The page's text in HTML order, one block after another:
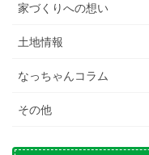
家づくりへの想い
土地情報
なっちゃんコラム
その他